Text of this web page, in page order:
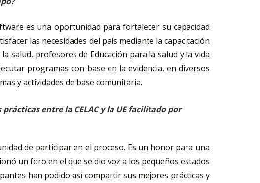
es una oportunidad para fortalecer su capacidad
las necesidades del país mediante la capacitación
salud, profesores de Educación para la salud y la vida
programas con base en la evidencia, en diversos
y actividades de base comunitaria.
entre la CELAC y la UE facilitado por
de participar en el proceso. Es un honor para una
un foro en el que se dio voz a los pequeños estados
han podido así compartir sus mejores prácticas y